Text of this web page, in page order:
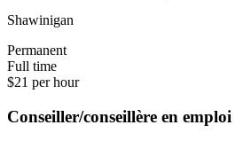
Shawinigan
Permanent
Full time
$21 per hour
Conseiller/conseillère en emploi